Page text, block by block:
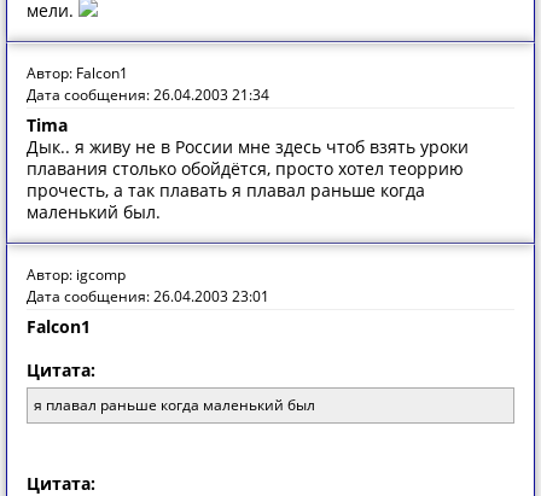
мели.
Автор: Falcon1
Дата сообщения: 26.04.2003 21:34
Tima
Дык.. я живу не в России мне здесь чтоб взять уроки
плавания столько обойдётся, просто хотел теоррию
прочесть, а так плавать я плавал раньше когда
маленький был.
Автор: igcomp
Дата сообщения: 26.04.2003 23:01
Falcon1
Цитата:
я плавал раньше когда маленький был
Цитата: